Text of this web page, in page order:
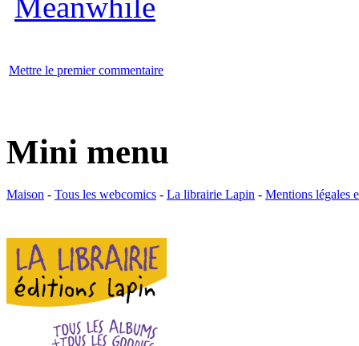
Mettre le premier commentaire
Mini menu
Maison - Tous les webcomics - La librairie Lapin - Mentions légales